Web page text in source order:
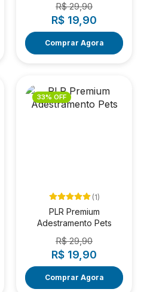
R$ 29,90
R$ 19,90
Comprar Agora
33% OFF
(1)
PLR Premium
Adestramento Pets
R$ 29,90
R$ 19,90
Comprar Agora